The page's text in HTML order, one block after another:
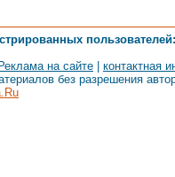
Реклама на сайте
контактная
без разрешения